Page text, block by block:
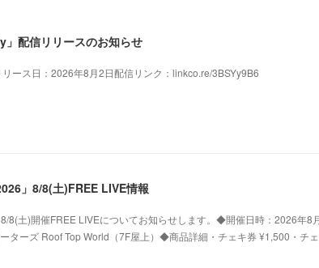
配信リリースのお知らせ
ース日：2026年8月2日配信リンク：linkco.re/3BSYy9B6
」8/8(土)FREE LIVE情報
8(土)開催FREE LIVEについてお知らせします。◆開催日時：2026年8
ターズ Roof Top World（7F屋上）◆商品詳細・チェキ券 ¥1,500・チ